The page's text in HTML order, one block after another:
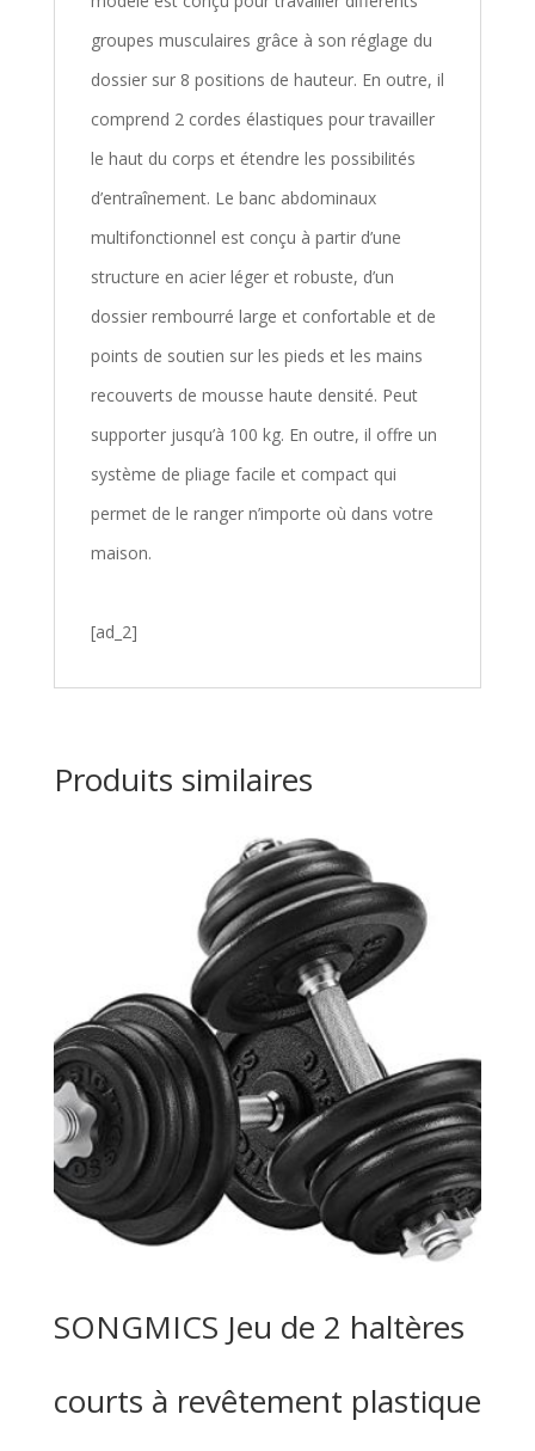
groupes musculaires grâce à son réglage du
dossier sur 8 positions de hauteur. En outre, il
comprend 2 cordes élastiques pour travailler
le haut du corps et étendre les possibilités
d’entraînement. Le banc abdominaux
multifonctionnel est conçu à partir d’une
structure en acier léger et robuste, d’un
dossier rembourré large et confortable et de
points de soutien sur les pieds et les mains
recouverts de mousse haute densité. Peut
supporter jusqu’à 100 kg. En outre, il offre un
système de pliage facile et compact qui
permet de le ranger n’importe où dans votre
maison.
[ad_2]
Produits similaires
SONGMICS Jeu de 2 haltères
courts à revêtement plastique